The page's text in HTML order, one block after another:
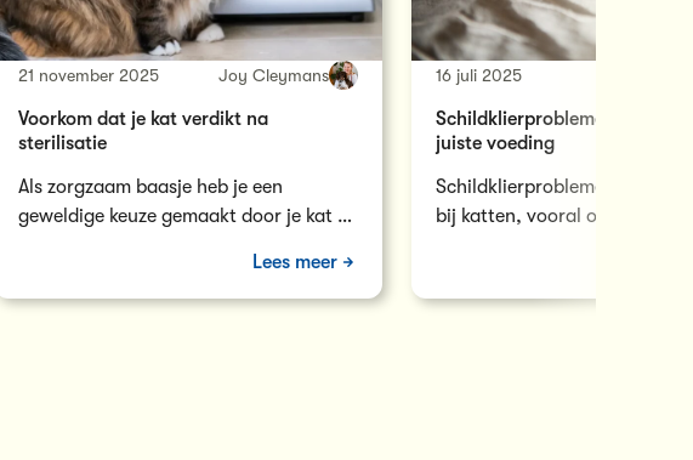
21 november 2025 Joy Cleymans
Voorkom dat je kat verdikt na
sterilisatie
Als zorgzaam baasje heb je een
geweldige keuze gemaakt door je kat te
Lees meer
16 juli 2025
Schildklierproblemen bij
juiste voeding
Schildklierproblemen komen
bij katten, vooral op oudere